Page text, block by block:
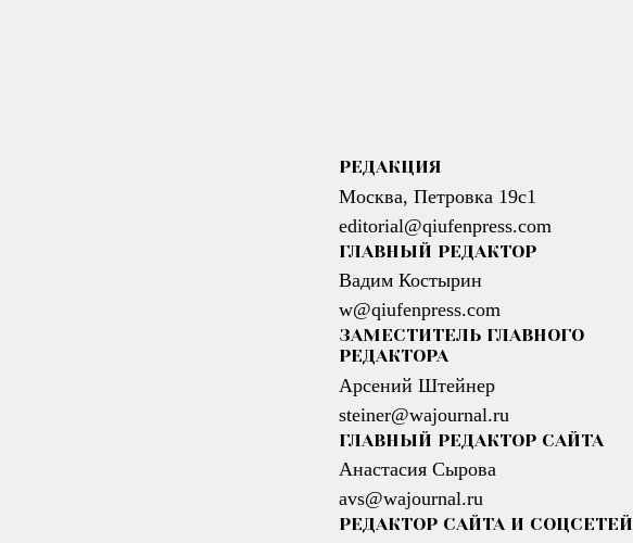
РЕДАКЦИЯ
Москва, Петровка 19с1
editorial@qiufenpress.com
ГЛАВНЫЙ РЕДАКТОР
Вадим Костырин
w@qiufenpress.com
ЗАМЕСТИТЕЛЬ ГЛАВНОГО
РЕДАКТОРА
Арсений Штейнер
steiner@wajournal.ru
ГЛАВНЫЙ РЕДАКТОР САЙТА
Анастасия Сырова
avs@wajournal.ru
РЕДАКТОР САЙТА И СОЦСЕТЕЙ